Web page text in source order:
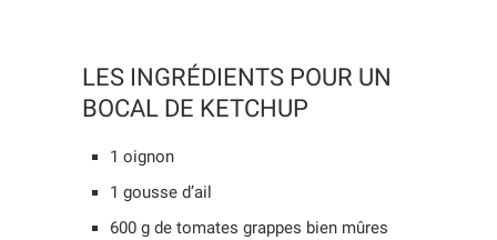
LES INGRÉDIENTS POUR UN
BOCAL DE KETCHUP
1 oignon
1 gousse d’ail
600 g de tomates grappes bien mûres